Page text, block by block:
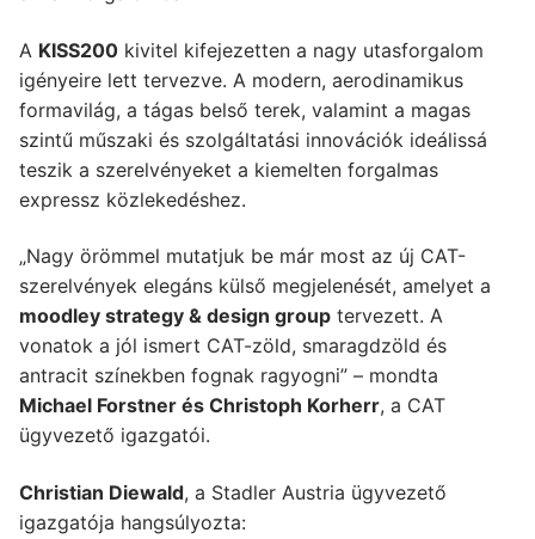
A KISS200 kivitel kifejezetten a nagy utasforgalom
igényeire lett tervezve. A modern, aerodinamikus
formavilág, a tágas belső terek, valamint a magas
szintű műszaki és szolgáltatási innovációk ideálissá
teszik a szerelvényeket a kiemelten forgalmas
expressz közlekedéshez.
„Nagy örömmel mutatjuk be már most az új CAT-
szerelvények elegáns külső megjelenését, amelyet a
moodley strategy & design group tervezett. A
vonatok a jól ismert CAT-zöld, smaragdzöld és
antracit színekben fognak ragyogni” – mondta
Michael Forstner és Christoph Korherr, a CAT
ügyvezető igazgatói.
Christian Diewald, a Stadler Austria ügyvezető
igazgatója hangsúlyozta: